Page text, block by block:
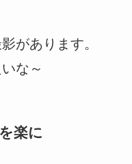
があります。
な～
楽に